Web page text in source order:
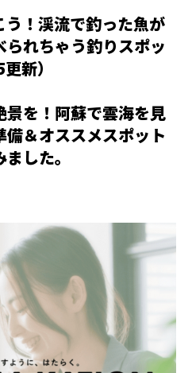
う！渓流で釣った魚が
られちゃう釣りスポッ
新）
景を！阿蘇で雲海を見
＆オススメスポット
した。